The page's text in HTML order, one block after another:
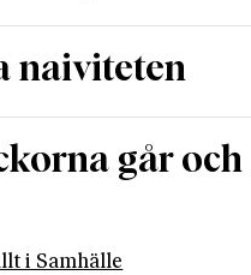
naiviteten
går och
i Samhälle